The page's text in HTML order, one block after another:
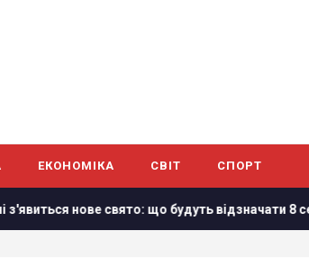
ЕКОНОМІКА СВІТ СПОРТ
нове свято: що будуть відзначати 8 серпня